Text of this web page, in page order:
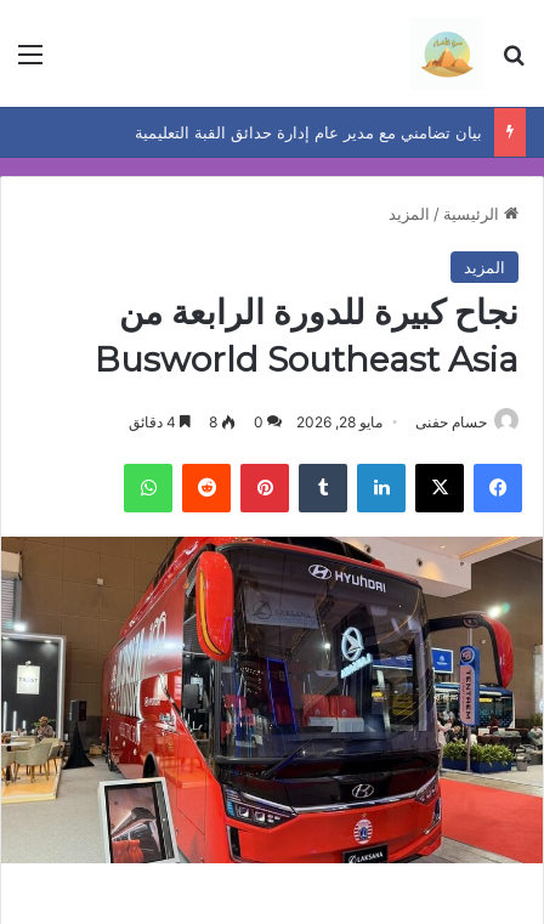
بحث عن
بيان تضامني مع مدير عام إدارة حدائق القبة التعليمية
الرئيسية / المزيد
المزيد
نجاح كبيرة للدورة الرابعة من
Busworld Southeast Asia
حسام حفنى مايو 28, 2026 0
8
فيسبوك ‫X لينكدإن بينتيريست واتساب